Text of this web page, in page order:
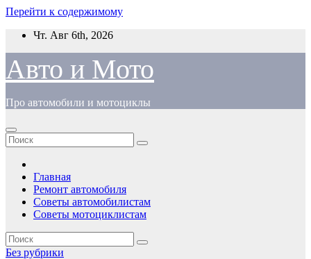
Перейти к содержимому
Чт. Авг 6th, 2026
Авто и Мото
Про автомобили и мотоциклы
Главная
Ремонт автомобиля
Советы автомобилистам
Советы мотоциклистам
Без рубрики